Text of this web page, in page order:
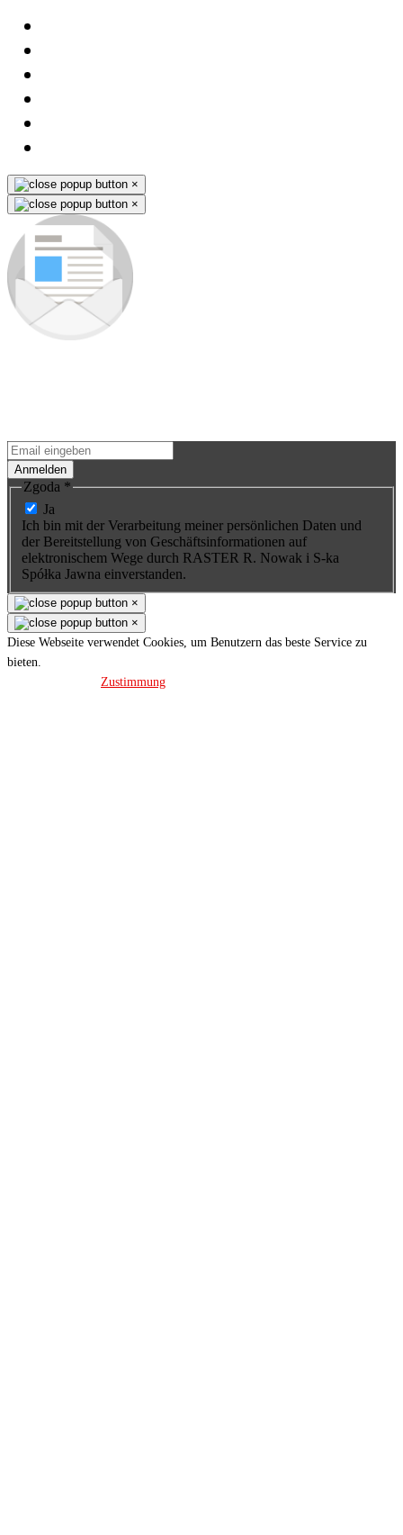
×
×
Anmelden
Zgoda *
Ja
Ich bin mit der Verarbeitung meiner persönlichen Daten und
der Bereitstellung von Geschäftsinformationen auf
elektronischem Wege durch RASTER R. Nowak i S-ka
Spółka Jawna einverstanden.
×
×
Diese Webseite verwendet Cookies, um Benutzern das beste Service zu
bieten.
Zustimmung